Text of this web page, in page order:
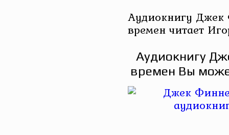
Аудиокнигу
времен читает
Аудиокнигу
времен Вы